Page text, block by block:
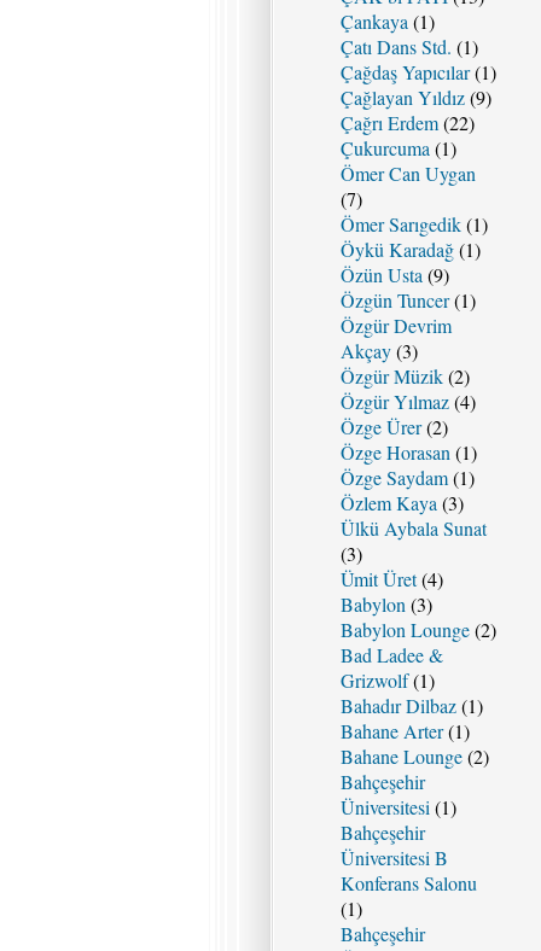
Çankaya (1)
Çatı Dans Std. (1)
Çağdaş Yapıcılar(1)
Çağlayan Yıldız(9)
Çağrı Erdem(22)
Çukurcuma (1)
Ömer Can Uygan
(7)
Ömer Sarıgedik(1)
Öykü Karadağ(1)
Özün Usta (9)
Özgün Tuncer(1)
Özgür Devrim
Akçay(3)
Özgür Müzik(2)
Özgür Yılmaz(4)
Özge Ürer(2)
Özge Horasan (1)
Özge Saydam(1)
Özlem Kaya (3)
Ülkü Aybala Sunat
(3)
Ümit Üret(4)
Babylon (3)
Babylon Lounge(2)
Bad Ladee &
Grizwolf(1)
Bahadır Dilbaz(1)
Bahane Arter(1)
Bahane Lounge(2)
Bahçeşehir
Üniversitesi (1)
Bahçeşehir
Üniversitesi B
Konferans Salonu
(1)
Bahçeşehir